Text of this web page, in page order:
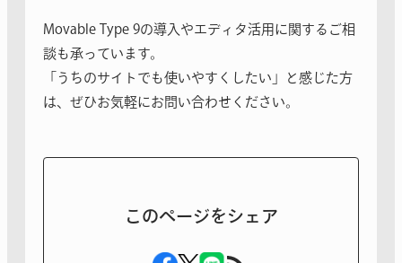
Movable Type 9の導入やエディタ活用に関するご相
談も承っています。
「うちのサイトでも使いやすくしたい」と感じた方
は、ぜひお気軽にお問い合わせください。
このページをシェア